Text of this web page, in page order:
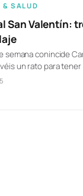
& SALUD
San Valentín:
semana conincide
un rato para